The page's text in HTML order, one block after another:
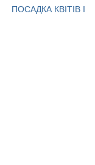
ПОСАДКА КВІТІВ І